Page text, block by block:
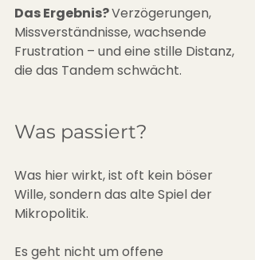
Das Ergebnis? Verzögerungen,
Missverständnisse, wachsende
Frustration – und eine stille Distanz,
die das Tandem schwächt.
Was passiert?
Was hier wirkt, ist oft kein böser
Wille, sondern das alte Spiel der
Mikropolitik.
Es geht nicht um offene